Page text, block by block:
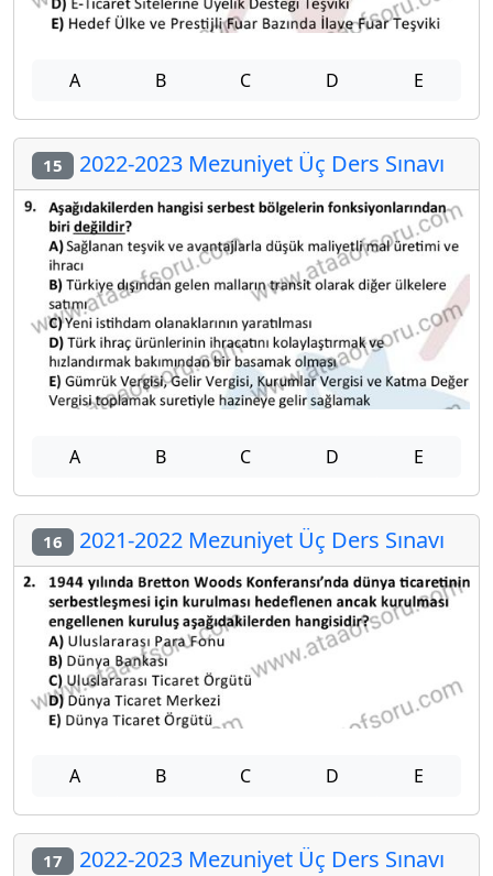
A B C D E
15 2022-2023 Mezuniyet Üç Ders Sınavı
A B C D E
16 2021-2022 Mezuniyet Üç Ders Sınavı
A B C D E
17 2022-2023 Mezuniyet Üç Ders Sınavı